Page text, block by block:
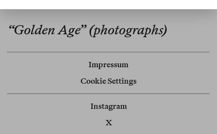
“Golden Age” (photographs)
Impressum
Cookie Settings
Instagram
X